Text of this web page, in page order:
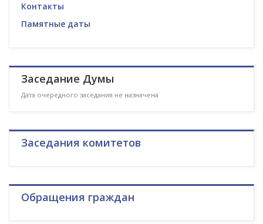
Контакты
Памятные даты
Заседание Думы
Дата очередного заседания не назначена
Заседания комитетов
Обращения граждан